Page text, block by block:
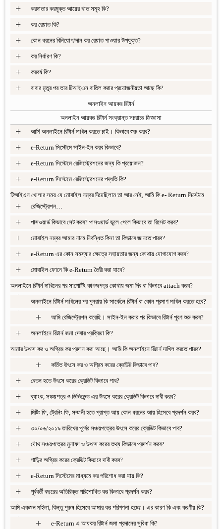
করদাতার করমুক্ত আয়ের খাত সমূহ কি?
+
কর রেয়াত কি?
+
কোন ধরনের বিনিয়োগ/দান কর রেয়াত পাওয়ার উপযুক্ত?
+
কর নির্ধারণ কি?
+
করবর্ষ কি?
+
বাবার মৃতুর পর তার টিআইএন বাতিল করার প্রয়োজনীয়তা আছে কি?
+
অনলাইন আয়কর রিটার্ন
অনলাইন আয়কর রিটার্ন সংক্রান্ত সচরাচর জিজ্ঞাসা
আমি অনলাইনে রিটার্ন দাখিল করতে চাই। কিভাবে শুরু করব?
+
e-Return সিস্টেমে সাইন-ইন করব কিভাবে?
+
e-Return সিস্টেমে রেজিস্ট্রেশনের জন্য কি প্রয়োজন?
+
e-Return সিস্টেমে রেজিস্ট্রেশনের পদ্ধতি কি?
+
টিআইএন খোলার সময় যে মোবাইল নম্বর দিয়েছিলাম তা আর নেই, আমি কি e- Return সিস্টেমে
রেজিস্ট্রেশন…
+
পাসওয়ার্ড কিভাবে সেট করব? পাসওয়ার্ড ভুলে গেলে কিভাবে তা রিসেট করব?
+
মোবাইল নম্বর আমার নামে নিবন্ধিত কিনা তা কিভাবে জানতে পারব?
+
e-Return এর কোন সমস্যার ক্ষেত্রে সহায়তার জন্য কোথায় যোগাযোগ করব?
+
মোবাইল ফোনে কি e-Return তৈরী করা যাবে?
+
অনলাইনে রিটার্ন দাখিলের পর সাপোর্টিং কাগজপত্র কোথায় জমা দিব বা কিভাবে attach করব?
+ অনলাইনে রিটার্ন দাখিলের পর পুনরায় কি সার্কেলে রিটার্ন বা কোন প্রমাণ দাখিল করতে হবে?
+ আমি রেজিস্ট্রেশন করেছি। সাইন-ইন করার পর কিভাবে রিটার্ন পূরণ শুরু করব?
+
অনলাইনে রিটার্ন জমা দেবার প্রক্রিয়া কি?
+
আমার উৎসে কর ও অগ্রিম কর প্রদান করা আছে। আমি কি অনলাইনে রিটার্ন দাখিল করতে পারব?
+ কর্তিত উৎসে কর ও অগ্রিম করের ক্রেডিট কিভাবে পাব?
+
বেতন হতে উৎসে করের ক্রেডিট কিভাবে পাব?
+
ব্যাংক, সঞ্চয়পত্র ও ডিভিডেন্ড এর উৎসে করের ক্রেডিট কিভাবে দাবী করব?
+
মিটিং ফি, ট্রেনিং ফি, সম্মানী হতে প্রাপ্ত আয় কোন ধরনের আয় হিসেবে প্রদর্শন করব?
+
৩০/০৬/২০১৯ তারিখের পূর্বের সঞ্চয়পত্রের উৎসে করের ক্রেডিট কিভাবে পাব?
+
যৌথ সঞ্চয়পত্রের মুনাফা ও উৎসে করের তথ্য কিভাবে প্রদর্শন করব?
+
গাড়ির অগ্রিম করের ক্রেডিট কিভাবে দাবী করব?
+
e-Return সিস্টেমের মাধ্যমে কর পরিশোধ করা যায় কি?
+
পূর্ববর্তী বছরের অতিরিক্ত পরিশোধিত কর কিভাবে প্রদর্শন করব?
+
আমি একজন মহিলা, কিন্তু পুরুষ হিসেবে আমার কর পরিগণনা হচ্ছে। এর কারণ কি এবং করণীয় কি?
+ e-Return এ আয়কর রিটার্ন জমা প্রদানের সুবিধা কি?
+